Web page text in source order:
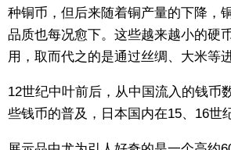
种铜币，但后来随着铜产量的下降，
品质也每况愈下。这些越来越小的硬
用，取而代之的是通过丝绸、大米等
12世纪中叶前后，从中国流入的钱币
些钱币的普及，日本国内在15、16世